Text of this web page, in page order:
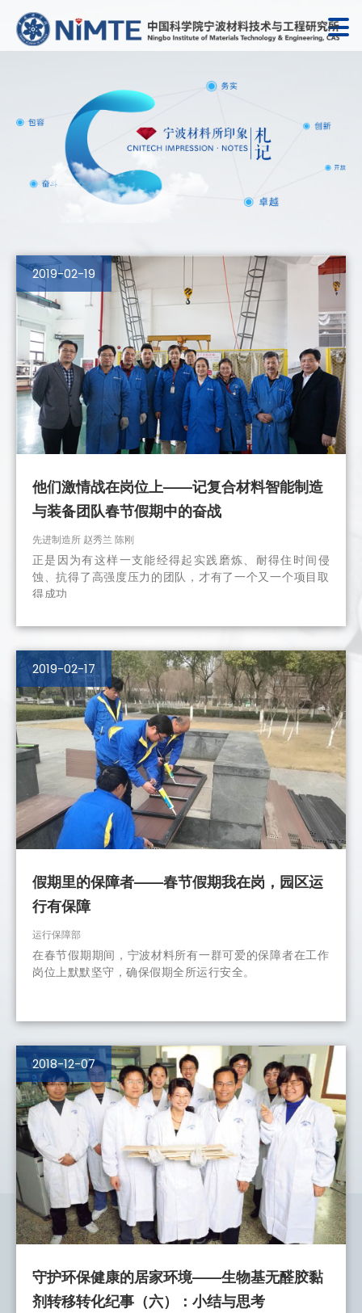
2019-02-19
他们激情战在岗位上——记复合材料智能制造
与装备团队春节假期中的奋战
先进制造所 赵秀兰 陈刚
正是因为有这样一支能经得起实践磨炼、耐得住时间侵
蚀、抗得了高强度压力的团队，才有了一个又一个项目取
得成功
2019-02-17
假期里的保障者——春节假期我在岗，园区运
行有保障
运行保障部
在春节假期期间，宁波材料所有一群可爱的保障者在工作
岗位上默默坚守，确保假期全所运行安全。
2018-12-07
守护环保健康的居家环境——生物基无醛胶黏
剂转移转化纪事（六）：小结与思考